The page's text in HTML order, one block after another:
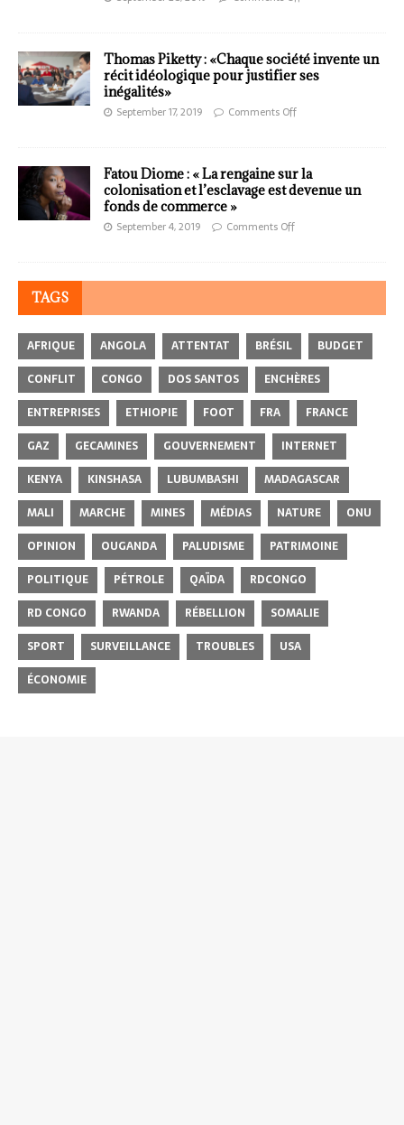
Thomas Piketty : «Chaque société invente un
récit idéologique pour justifier ses
inégalités»
September 17, 2019 Comments Off
Fatou Diome : « La rengaine sur la
colonisation et l’esclavage est devenue un
fonds de commerce »
September 4, 2019 Comments Off
TAGS
AFRIQUE ANGOLA ATTENTAT BRÉSIL
BUDGET
CONFLIT
CONGO DOS SANTOS
ENCHÈRES
ENTREPRISES
ETHIOPIE FOOT FRA
FRANCE
GAZ
GECAMINES GOUVERNEMENT
INTERNET
KENYA
KINSHASA LUBUMBASHI
MADAGASCAR
MALI
MARCHE MINES MÉDIAS NATURE
ONU
OPINION
OUGANDA PALUDISME
PATRIMOINE
POLITIQUE
PÉTROLE QAÏDA
RDCONGO
RD CONGO
RWANDA RÉBELLION
SOMALIE
SPORT
SURVEILLANCE TROUBLES
USA
ÉCONOMIE